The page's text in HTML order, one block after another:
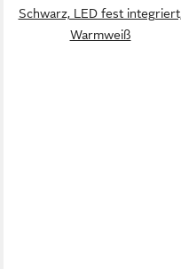
Schwarz, LED fest
Warmweiß